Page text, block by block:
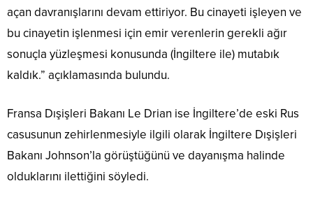
açan davranışlarını devam ettiriyor. Bu cinayeti işleyen ve
bu cinayetin işlenmesi için emir verenlerin gerekli ağır
sonuçla yüzleşmesi konusunda (İngiltere ile) mutabık
kaldık.” açıklamasında bulundu.
Fransa Dışişleri Bakanı Le Drian ise İngiltere’de eski Rus
casusunun zehirlenmesiyle ilgili olarak İngiltere Dışişleri
Bakanı Johnson’la görüştüğünü ve dayanışma halinde
olduklarını ilettiğini söyledi.